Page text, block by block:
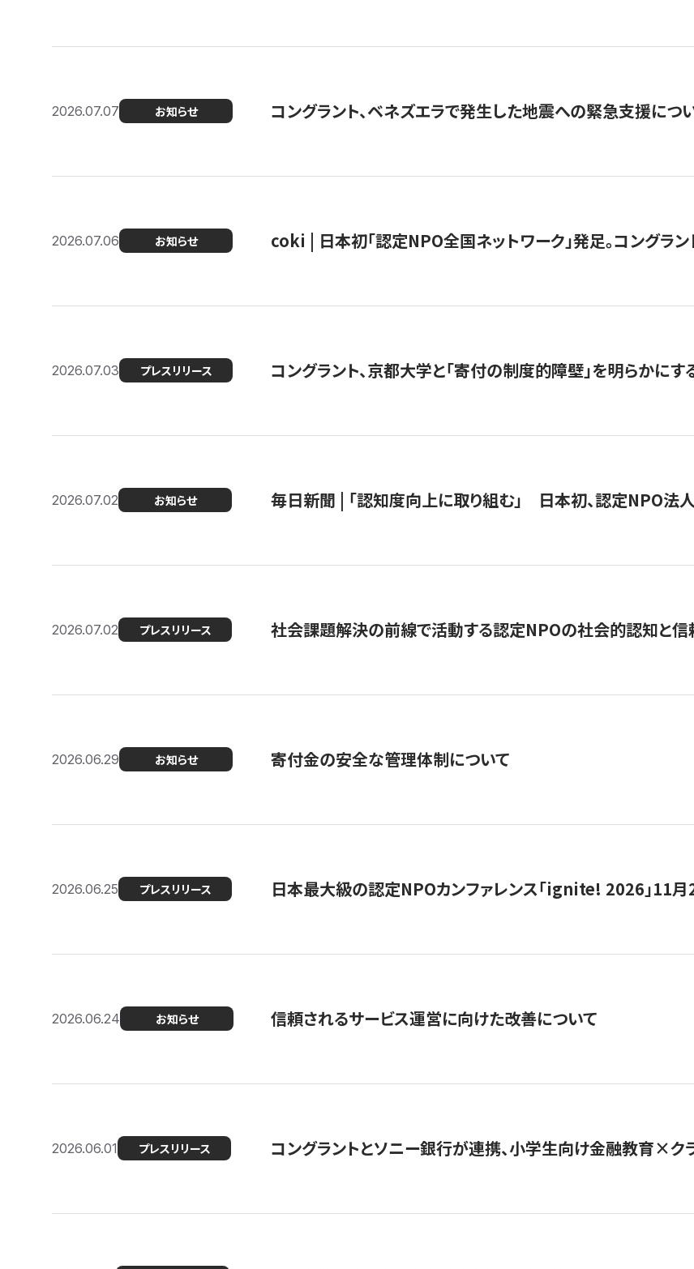
2026.07.07 お知らせ コングラント、ベネズエラで発生した地震への緊急支援につ
2026.07.06 お知らせ coki | 日本初「認定NPO全国ネットワーク」発足。コングラ
2026.07.03 プレスリリース コングラント、京都大学と「寄付の制度的障壁」を明らかに
2026.07.02 お知らせ 毎日新聞 | 「認知度向上に取り組む」 日本初、認定NPO法
2026.07.02 プレスリリース 社会課題解決の前線で活動する認定NPOの社会的認知と信
2026.06.29 お知らせ 寄付金の安全な管理体制について
2026.06.25 プレスリリース 日本最大級の認定NPOカンファレンス「ignite! 2026」11
2026.06.24 お知らせ 信頼されるサービス運営に向けた改善について
2026.06.01 プレスリリース コングラントとソニー銀行が連携、小学生向け金融教育×ク